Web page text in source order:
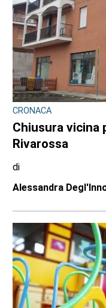
CONSIGLIO REGIONALE
Marcinelle, il
italiani caduti
di
Redazione CRP